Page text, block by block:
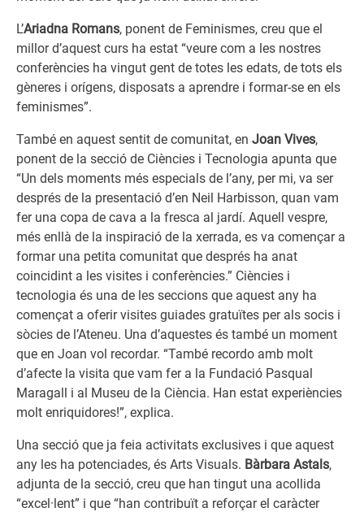
L’Ariadna Romans, ponent de Feminismes, creu que el
millor d’aquest curs ha estat “veure com a les nostres
conferències ha vingut gent de totes les edats, de tots els
gèneres i orígens, disposats a aprendre i formar-se en els
feminismes”.
També en aquest sentit de comunitat, en Joan Vives,
ponent de la secció de Ciències i Tecnologia apunta que
“Un dels moments més especials de l’any, per mi, va ser
després de la presentació d’en Neil Harbisson, quan vam
fer una copa de cava a la fresca al jardí. Aquell vespre,
més enllà de la inspiració de la xerrada, es va començar a
formar una petita comunitat que després ha anat
coincidint a les visites i conferències.” Ciències i
tecnologia és una de les seccions que aquest any ha
començat a oferir visites guiades gratuïtes per als socis i
sòcies de l’Ateneu. Una d’aquestes és també un moment
que en Joan vol recordar. “També recordo amb molt
d’afecte la visita que vam fer a la Fundació Pasqual
Maragall i al Museu de la Ciència. Han estat experiències
molt enriquidores!”, explica.
Una secció que ja feia activitats exclusives i que aquest
any les ha potenciades, és Arts Visuals. Bàrbara Astals,
adjunta de la secció, creu que han tingut una acollida
“excel·lent” i que “han contribuït a reforçar el caràcter